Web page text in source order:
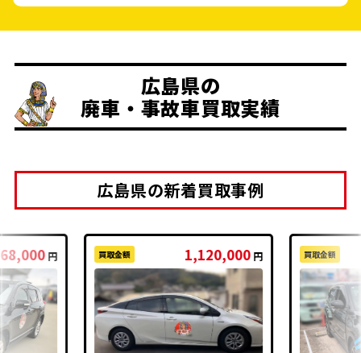
広島県の
廃車・事故車買取実績
広島県の新着買取事例
円 買取金額 1,120,000 円 買取金額